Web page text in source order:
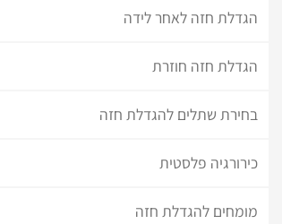
הגדלת חזה לאחר לידה
הגדלת חזה חוזרת
בחירת שתלים להגדלת חזה
כירורגיה פלסטית
מומחים להגדלת חזה